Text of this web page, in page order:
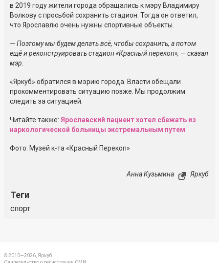
в 2019 году жители города обращались к мэру Владимиру
Волкову с просьбой сохранить стадион. Тогда он ответил,
что Ярославлю очень нужны спортивные объекты.
— Поэтому мы будем делать всё, чтобы сохранить, а потом
ещё и реконструировать стадион «Красный перекоп», — сказал
мэр.
«Яркуб» обратился в мэрию города. Власти обещали
прокомментировать ситуацию позже. Мы продолжим
следить за ситуацией.
Читайте также: Ярославский пациент хотел сбежать из
наркологической больницы экстремальным путем
Фото: Музей к-та «Красный Перекоп»
Анна Кузьмина Яркуб
Теги
спорт
© 2010—2026, Яркуб